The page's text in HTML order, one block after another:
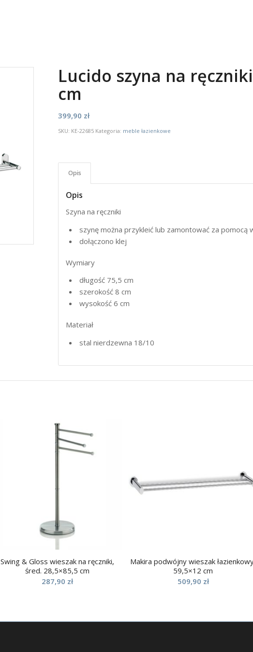
Lucido szyna na
cm
399,90 zł
SKU: KE-22685 Kategoria: meble łazienkowe
Opis
Opis
Szyna na ręczniki
szynę można przykleić lub zamontować za pomocą
dołączono klej
Wymiary
długość 75,5 cm
szerokość 8 cm
wysokość 6 cm
Materiał
stal nierdzewna 18/10
Swing & Gloss wieszak na ręczniki,
śred. 28,5×85,5 cm
287,90 zł
Makira podwójny wieszak
59,5×12 cm
509,90 zł